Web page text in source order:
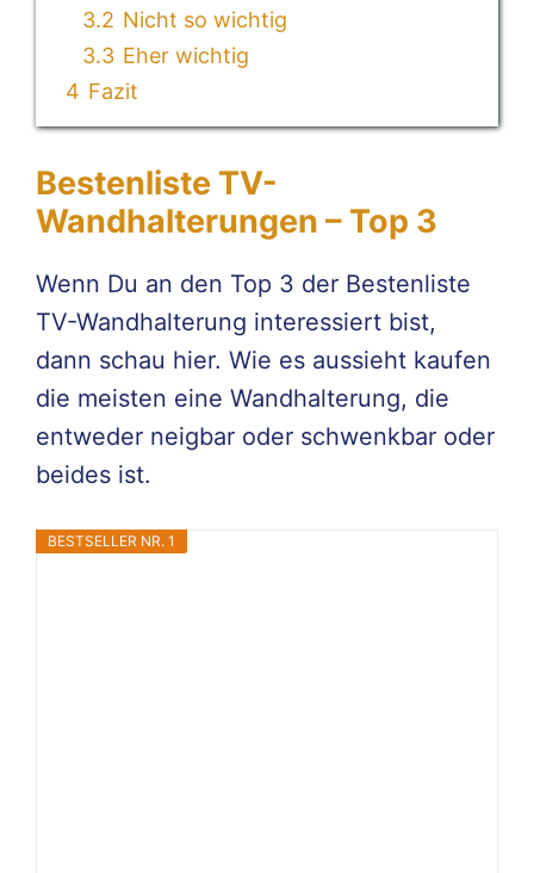
3.2 Nicht so wichtig
3.3 Eher wichtig
4 Fazit
Bestenliste TV-
Wandhalterungen – Top 3
Wenn Du an den Top 3 der Bestenliste
TV-Wandhalterung interessiert bist,
dann schau hier. Wie es aussieht kaufen
die meisten eine Wandhalterung, die
entweder neigbar oder schwenkbar oder
beides ist.
BESTSELLER NR. 1